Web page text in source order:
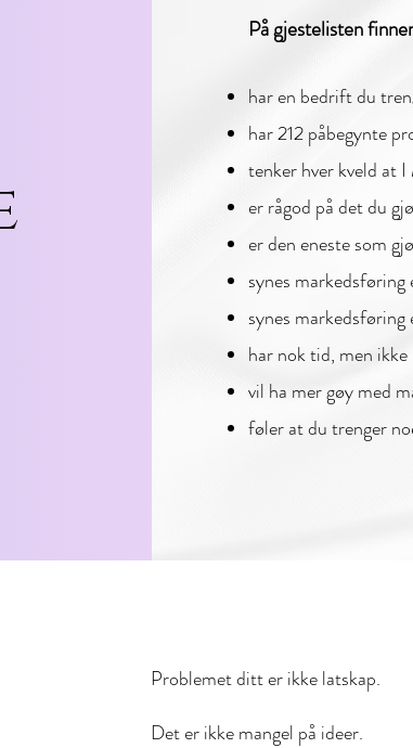
På gjestelisten
har en bedrift du
har 212 påbegynte
tenker hver kveld at
er rågod på det du
er den eneste som
synes
synes
har nok tid, men
vil ha mer gøy med
føler at du trenger
Problemet ditt er ikke latskap.
Det er ikke mangel på ideer.